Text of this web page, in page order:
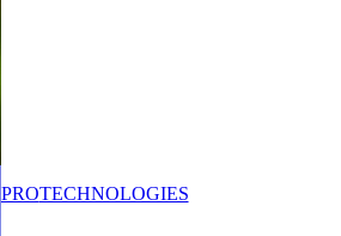
PROTECHNOLOGIES